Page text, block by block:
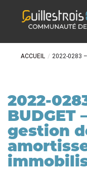
ACCUEIL / 2022-0283 –
2022-
BUDGET
gestion